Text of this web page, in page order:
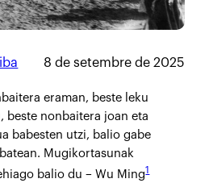
8 de setembre de 2025
eraman, beste leku
beste nonbaitera joan eta
babesten utzi, balio gabe
Mugikortasunak
balio du – Wu Ming1